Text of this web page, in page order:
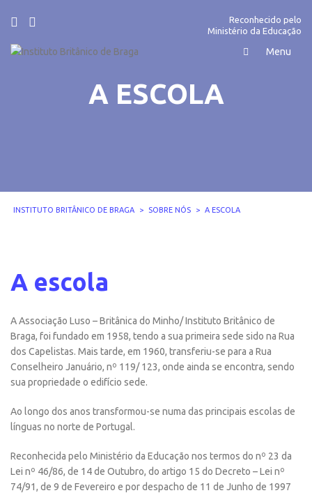
Reconhecido pelo
Ministério da Educação
A ESCOLA
INSTITUTO BRITÂNICO DE BRAGA > SOBRE NÓS > A ESCOLA
A escola
A Associação Luso – Britânica do Minho/ Instituto Britânico de
Braga, foi fundado em 1958, tendo a sua primeira sede sido na Rua
dos Capelistas. Mais tarde, em 1960, transferiu-se para a Rua
Conselheiro Januário, nº 119/ 123, onde ainda se encontra, sendo
sua propriedade o edifício sede.
Ao longo dos anos transformou-se numa das principais escolas de
línguas no norte de Portugal.
Reconhecida pelo Ministério da Educação nos termos do nº 23 da
Lei nº 46/86, de 14 de Outubro, do artigo 15 do Decreto – Lei nº
74/91, de 9 de Fevereiro e por despacho de 11 de Junho de 1997